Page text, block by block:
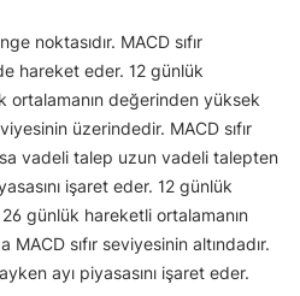
noktasıdır. MACD sıfır
hareket eder. 12 günlük
ortalamanın değerinden yüksek
üzerindedir. MACD sıfır
vadeli talep uzun vadeli talepten
işaret eder. 12 günlük
günlük hareketli ortalamanın
sıfır seviyesinin altındadır.
ayı piyasasını işaret eder.